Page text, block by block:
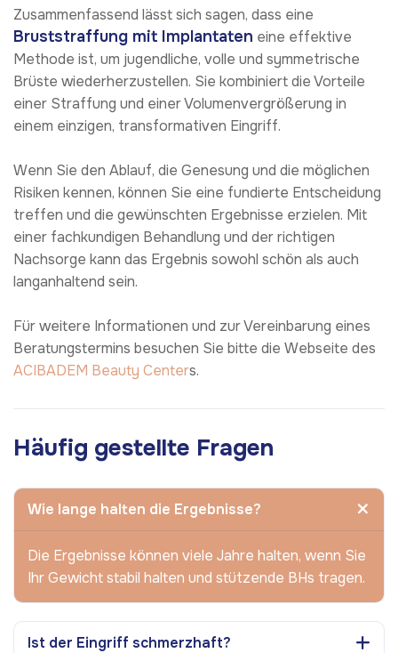
Zusammenfassend lässt sich sagen, dass eine
Bruststraffung mit Implantaten eine effektive
Methode ist, um jugendliche, volle und symmetrische
Brüste wiederherzustellen. Sie kombiniert die Vorteile
einer Straffung und einer Volumenvergrößerung in
einem einzigen, transformativen Eingriff.
Wenn Sie den Ablauf, die Genesung und die möglichen
Risiken kennen, können Sie eine fundierte Entscheidung
treffen und die gewünschten Ergebnisse erzielen. Mit
einer fachkundigen Behandlung und der richtigen
Nachsorge kann das Ergebnis sowohl schön als auch
langanhaltend sein.
Für weitere Informationen und zur Vereinbarung eines
Beratungstermins besuchen Sie bitte die Webseite des
ACIBADEM Beauty Centers.
Häufig gestellte Fragen
Wie lange halten die Ergebnisse?
Die Ergebnisse können viele Jahre halten, wenn Sie
Ihr Gewicht stabil halten und stützende BHs tragen.
Ist der Eingriff schmerzhaft?